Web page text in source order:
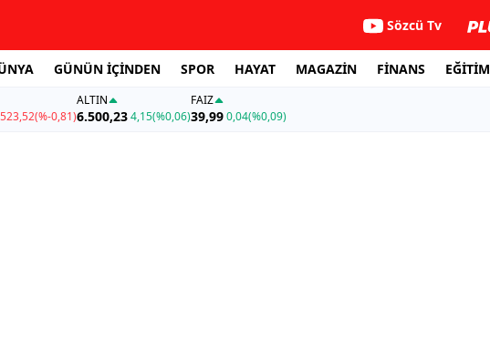
Sözcü Tv
GÜNÜN İÇİNDEN SPOR HAYAT MAGAZİN FİNANS EĞİTİM
(%-0,81)
ALTIN
6.500,234,15(%0,06)
FAİZ
39,990,04(%0,09)